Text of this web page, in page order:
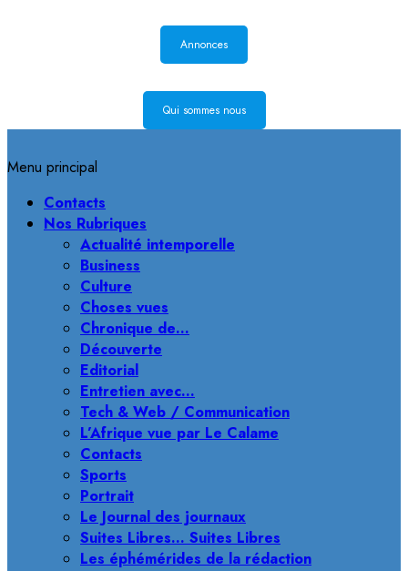
Annonces
Qui sommes nous
Menu principal
Contacts
Nos Rubriques
Actualité intemporelle
Business
Culture
Choses vues
Chronique de…
Découverte
Editorial
Entretien avec…
Tech & Web / Communication
L’Afrique vue par Le Calame
Contacts
Sports
Portrait
Le Journal des journaux
Suites Libres… Suites Libres
Les éphémérides de la rédaction